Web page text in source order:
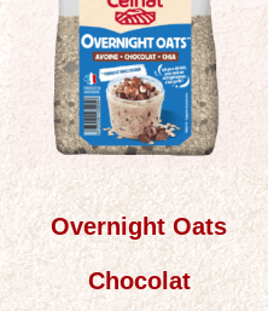
Overnight Oats
Chocolat